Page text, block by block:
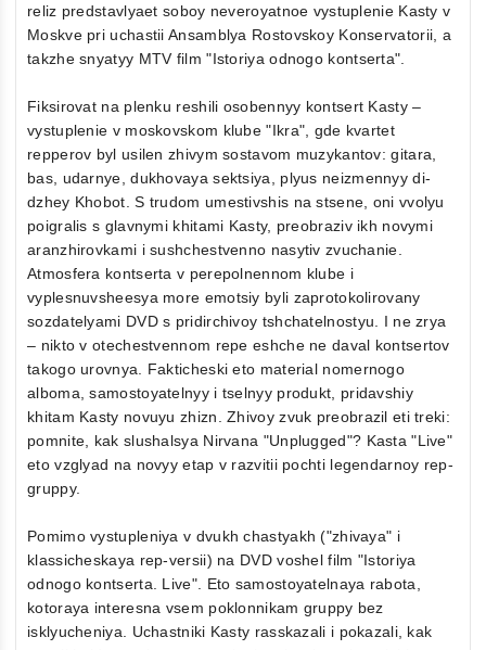
reliz predstavlyaet soboy neveroyatnoe vystuplenie Kasty v
Moskve pri uchastii Ansamblya Rostovskoy Konservatorii, a
takzhe snyatyy MTV film "Istoriya odnogo kontserta".
Fiksirovat na plenku reshili osobennyy kontsert Kasty –
vystuplenie v moskovskom klube "Ikra", gde kvartet
repperov byl usilen zhivym sostavom muzykantov: gitara,
bas, udarnye, dukhovaya sektsiya, plyus neizmennyy di-
dzhey Khobot. S trudom umestivshis na stsene, oni vvolyu
poigralis s glavnymi khitami Kasty, preobraziv ikh novymi
aranzhirovkami i sushchestvenno nasytiv zvuchanie.
Atmosfera kontserta v perepolnennom klube i
vyplesnuvsheesya more emotsiy byli zaprotokolirovany
sozdatelyami DVD s pridirchivoy tshchatelnostyu. I ne zrya
– nikto v otechestvennom repe eshche ne daval kontsertov
takogo urovnya. Fakticheski eto material nomernogo
alboma, samostoyatelnyy i tselnyy produkt, pridavshiy
khitam Kasty novuyu zhizn. Zhivoy zvuk preobrazil eti treki:
pomnite, kak slushalsya Nirvana "Unplugged"? Kasta "Live"
eto vzglyad na novyy etap v razvitii pochti legendarnoy rep-
gruppy.
Pomimo vystupleniya v dvukh chastyakh ("zhivaya" i
klassicheskaya rep-versii) na DVD voshel film "Istoriya
odnogo kontserta. Live". Eto samostoyatelnaya rabota,
kotoraya interesna vsem poklonnikam gruppy bez
isklyucheniya. Uchastniki Kasty rasskazali i pokazali, kak